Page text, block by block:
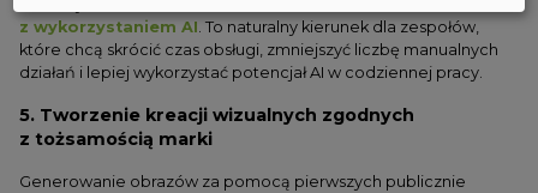
z wykorzystaniem AI . To naturalny kierunek dla zespołów,
które chcą skrócić czas obsługi, zmniejszyć liczbę manualnych
działań i lepiej wykorzystać potencjał AI w codziennej pracy.
5. Tworzenie kreacji wizualnych zgodnych
z tożsamością marki
Generowanie obrazów za pomocą pierwszych publicznie